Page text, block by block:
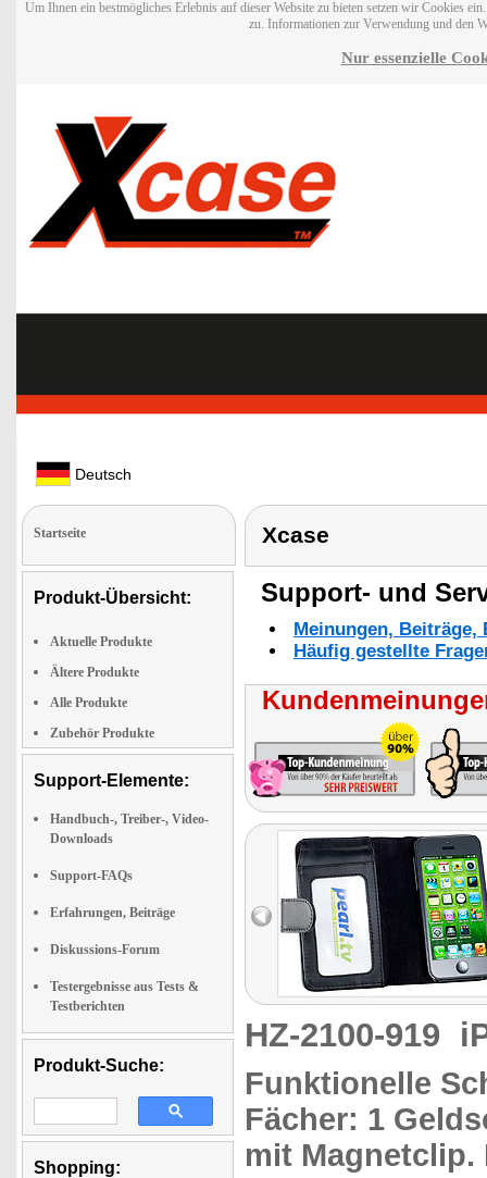
Um Ihnen ein bestmögliches Erlebnis auf dieser Website zu bieten setzen wir Cookies
zu. Informationen zur Verwendung und den
Nur essenzielle
Deutsch
Startseite
Produkt-Übersicht:
Aktuelle Produkte
Ältere Produkte
Alle Produkte
Zubehör Produkte
Support-Elemente:
Handbuch-, Treiber-, Video-
Downloads
Support-FAQs
Erfahrungen, Beiträge
Diskussions-Forum
Testergebnisse aus Tests &
Testberichten
Produkt-Suche:
Shopping:
Xcase
Support- und
Meinungen,
Häufig gestellte
HZ-2100-919
Funktionelle
Fächer: 1
mit Magnetclip.